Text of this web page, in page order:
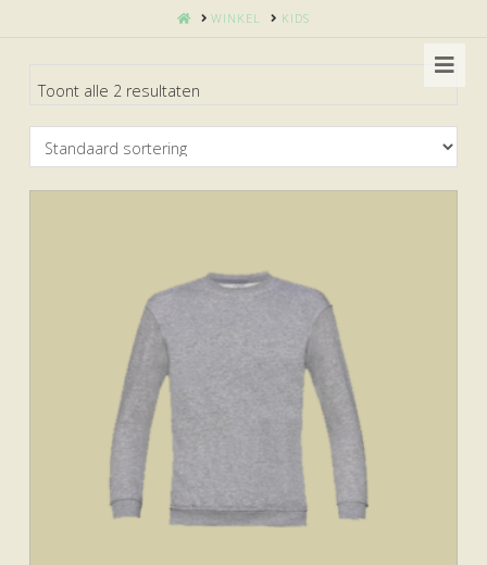
HOMEWINKEL KIDS
Toont alle 2 resultaten